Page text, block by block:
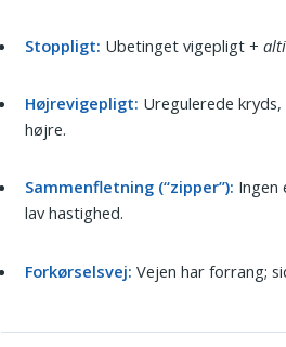
Stoppligt: Ubetinget vigepligt +
Højrevigepligt: Uregulerede
højre.
Sammenfletning (“zipper”): Ingen
lav hastighed.
Forkørselsvej: Vejen har forrang;